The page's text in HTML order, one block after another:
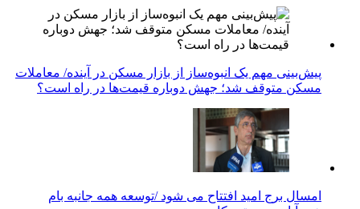
پیش‌بینی مهم یک انبوه‌ساز از بازار مسکن در آینده/ معاملات
مسکن متوقف شد؛ جهش دوباره قیمت‌ها در راه است؟
امسال برج امید افتتاح می شود /توسعه همه جانبه بام